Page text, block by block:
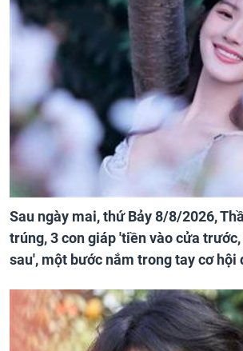
Sau ngày mai, thứ Bảy 8/8/2026,
trúng, 3 con giáp 'tiền vào cửa
sau', một bước nắm trong tay cơ hội